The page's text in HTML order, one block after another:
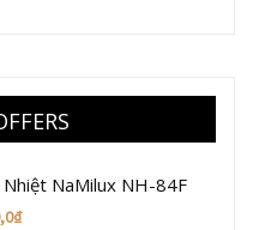
NaMilux NH-84F
₫